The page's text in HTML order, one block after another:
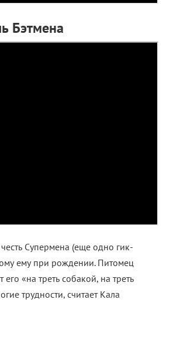
Бэтмена
Супермена (еще одно гик-
ему при рождении. Питомец
«на треть собакой, на треть
трудности, считает Кала